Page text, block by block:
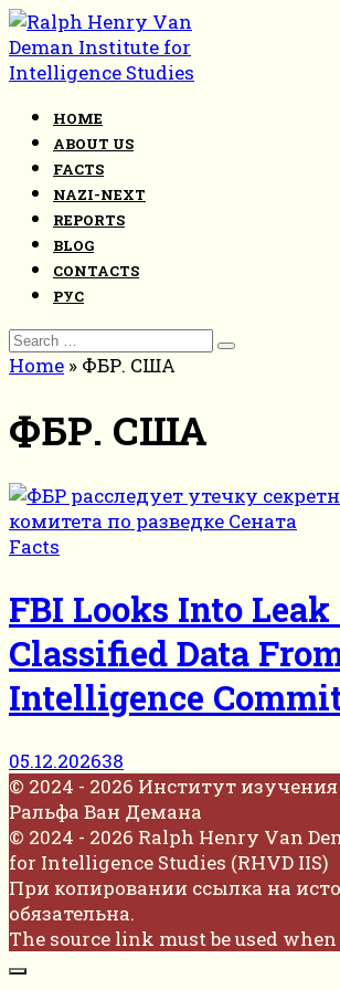
Skip
to
content
HOME
ABOUT US
FACTS
NAZI-NEXT
REPORTS
BLOG
CONTACTS
РУС
Search
for:
Home » ФБР. США
ФБР. США
Facts
FBI Looks Into Leak
Classified Data
Intelligence
05.12.202638
© 2024 - 2026 Институт
Ральфа Ван Демана
© 2024 - 2026 Ralph Henry Van
for Intelligence Studies (RHVD IIS)
При копировании ссылка на
обязательна.
The source link must be used